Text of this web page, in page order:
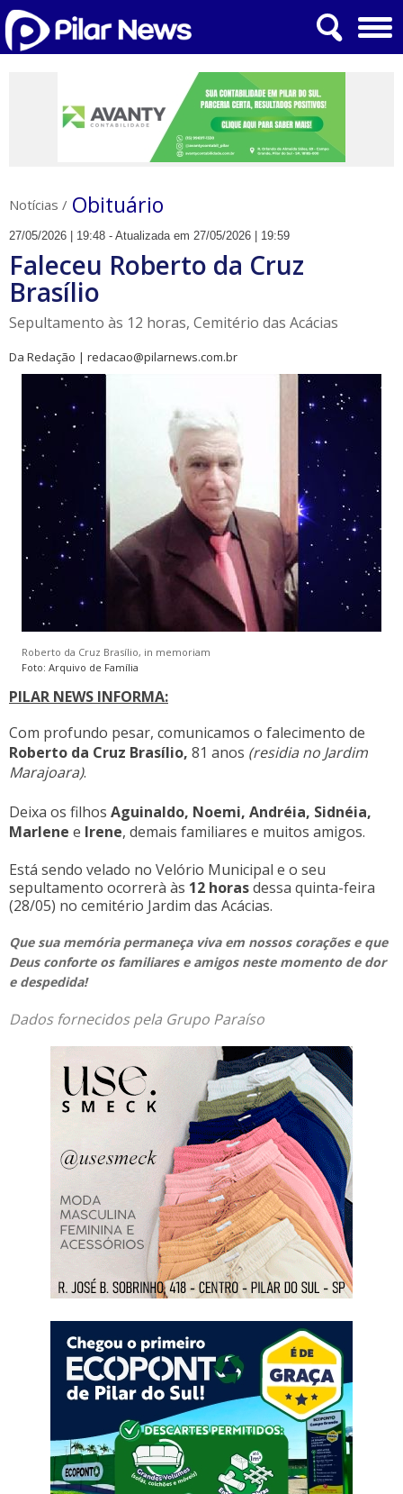
Notícias / Obituário
27/05/2026 | 19:48 - Atualizada em 27/05/2026 | 19:59
Faleceu Roberto da Cruz
Brasílio
Sepultamento às 12 horas, Cemitério das Acácias
Da Redação | redacao@pilarnews.com.br
Roberto da Cruz Brasílio, in memoriam
Foto: Arquivo de Família
PILAR NEWS INFORMA:
Com profundo pesar, comunicamos o falecimento de
Roberto da Cruz Brasílio, 81 anos (residia no Jardim
Marajoara).
Deixa os filhos Aguinaldo, Noemi, Andréia, Sidnéia,
Marlene e Irene, demais familiares e muitos amigos.
Está sendo velado no Velório Municipal e o seu
sepultamento ocorrerà às 12 horasdessa quinta-feira
(28/05) no cemitério Jardim das Acácias.
Que sua memória permaneça viva em nossos corações e que
Deus conforte os familiares e amigos neste momento de dor
e despedida!
Dados fornecidos pela Grupo Paraíso